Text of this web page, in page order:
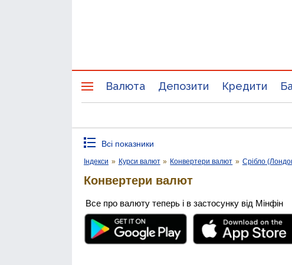
Валюта Депозити Кредити
Всі показники
Індекси » Курси валют » Конвертери валют » Срібло
Конвертери валют
Все про валюту теперь і в застосунку від Мінфін